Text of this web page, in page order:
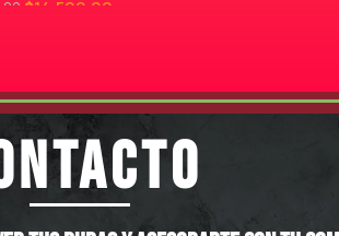
$14.500,00